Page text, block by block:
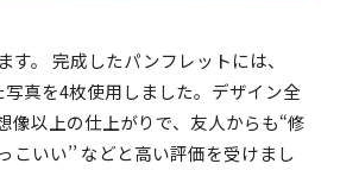
す。 完成したパンフレットには、
真を4枚使用しました。デザイン全
像以上の仕上がりで、友人からも“修
こいい’’ などと高い評価を受けまし